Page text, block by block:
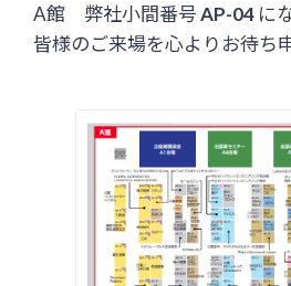
A館 弊社小間番号AP-04 に
皆様のご来場を心よりお待ち